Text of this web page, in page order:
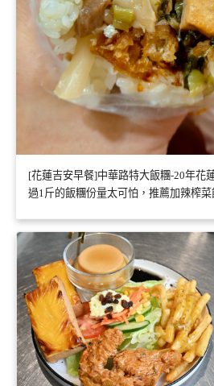
[花蓮吉安早餐]中華路特大飯糰-20年花
過1斤的飯糰份量太可怕，推薦加辣榨菜